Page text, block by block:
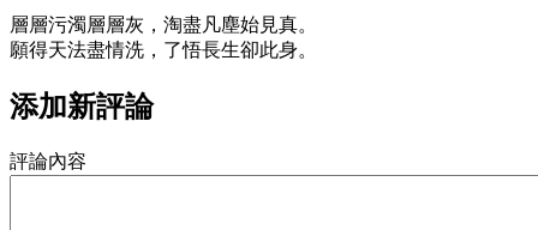
層層污濁層層灰，淘盡凡塵始見真。
願得天法盡情洗，了悟長生卻此身。
添加新評論
評論內容